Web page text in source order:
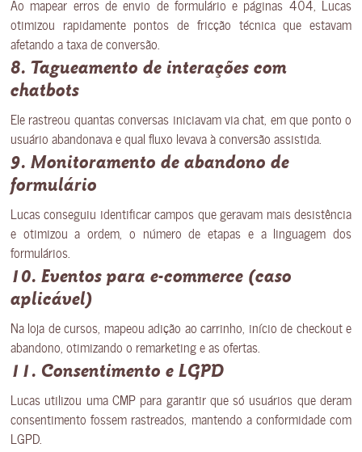
Ao mapear erros de envio de formulário e páginas 404, Lucas
otimizou rapidamente pontos de fricção técnica que estavam
afetando a taxa de conversão.
8. Tagueamento de interações com
chatbots
Ele rastreou quantas conversas iniciavam via chat, em que ponto o
usuário abandonava e qual fluxo levava à conversão assistida.
9. Monitoramento de abandono de
formulário
Lucas conseguiu identificar campos que geravam mais desistência
e otimizou a ordem, o número de etapas e a linguagem dos
formulários.
10. Eventos para e-commerce (caso
aplicável)
Na loja de cursos, mapeou adição ao carrinho, início de checkout e
abandono, otimizando o remarketing e as ofertas.
11. Consentimento e LGPD
Lucas utilizou uma CMP para garantir que só usuários que deram
consentimento fossem rastreados, mantendo a conformidade com
LGPD.